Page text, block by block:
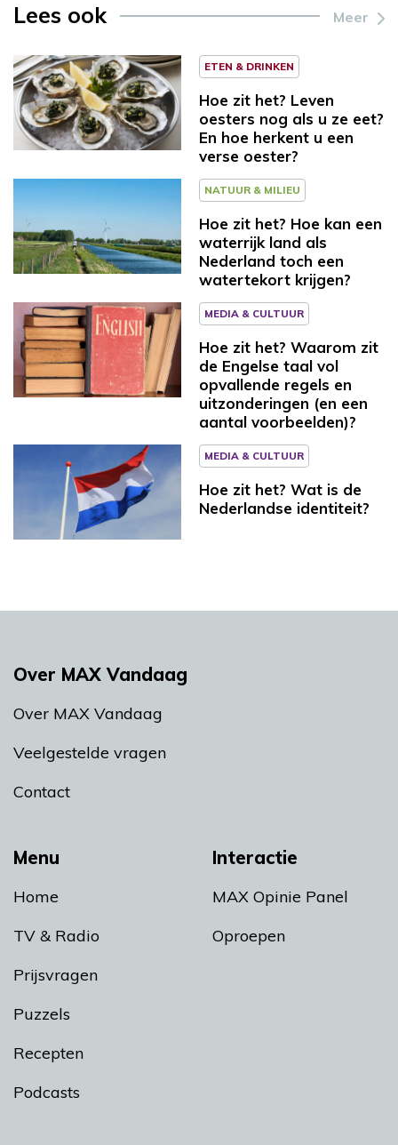
Lees ook Meer
ETEN & DRINKEN
Hoe zit het? Leven
oesters nog als u ze eet?
En hoe herkent u een
verse oester?
NATUUR & MILIEU
Hoe zit het? Hoe kan een
waterrijk land als
Nederland toch een
watertekort krijgen?
MEDIA & CULTUUR
Hoe zit het? Waarom zit
de Engelse taal vol
opvallende regels en
uitzonderingen (en een
aantal voorbeelden)?
MEDIA & CULTUUR
Hoe zit het? Wat is de
Nederlandse identiteit?
Menu
Home
TV & Radio
Prijsvragen
Puzzels
Recepten
Podcasts
Interactie
MAX Opinie Panel
Oproepen
Over MAX Vandaag
Over MAX Vandaag
Veelgestelde vragen
Contact